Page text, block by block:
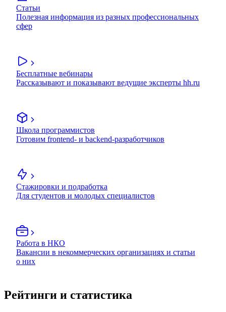
Статьи
Полезная информация из разных профессиональных
сфер
Бесплатные вебинары
Рассказывают и показывают ведущие эксперты hh.ru
Школа программистов
Готовим frontend- и backend-разработчиков
Стажировки и подработка
Для студентов и молодых специалистов
Работа в НКО
Вакансии в некоммерческих организациях и статьи
о них
Рейтинги и статистика